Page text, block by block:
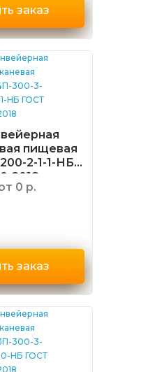
заказ
пищевая
2-1-1-НБ
2018
0 р.
заказ